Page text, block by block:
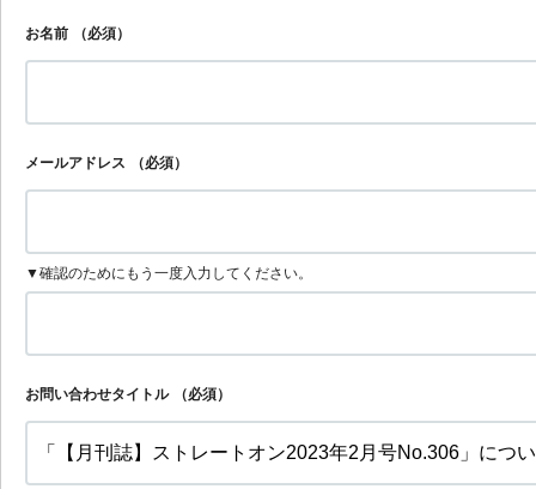
お名前 （必須）
メールアドレス （必須）
▼確認のためにもう一度入力してください。
お問い合わせタイトル （必須）